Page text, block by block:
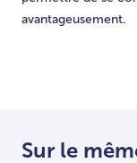
avantageusement.
Sur le